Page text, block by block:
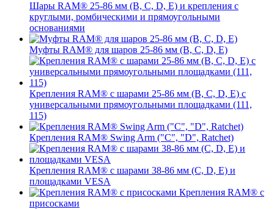
Шары RAM® 25-86 мм (B, C, D, E) и крепления с
круглыми, ромбическими и прямоугольными
основаниями
Муфты RAM® для шаров 25-86 мм (B, C, D, E)
Крепления RAM® с шарами 25-86 мм (B, C, D, E) с
универсальными прямоугольными площадками (111,
115)
Крепления RAM® Swing Arm ("C", "D", Ratchet)
Крепления RAM® с шарами 38-86 мм (C, D, E) и
площадками VESA
Крепления RAM® с
присосками